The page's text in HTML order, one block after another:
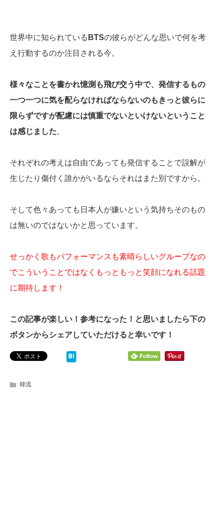
世界中に知られている BTSの彼らがどんな思いで何を考
え行動するのか注目される今。
様々なことを書かれ憶測も飛び交う中で、発信するもの
一つ一つに気を配らなければならないのもきっと彼らに
限らずですが配慮には慎重でないといけないということ
は感じました。
それぞれの考えは自由であっても発信することで誤解が
生じたり傷付く誰かがいるならそれはまた別ですから。
そして色々あっても日本人が嫌いという気持ちそのもの
は無いのではないかと思っています。
せっかく歌もパフォーマンスも素晴らしいグループなの
でこういうことではなくもっともっと笑顔になれる話題
に期待します！
この記事が楽しい！参考になった！と思いましたら下の
ボタンからシェアしていただけると幸いです！
韓流